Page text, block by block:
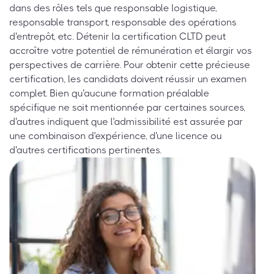
dans des rôles tels que responsable logistique,
responsable transport, responsable des opérations
d'entrepôt, etc. Détenir la certification CLTD peut
accroître votre potentiel de rémunération et élargir vos
perspectives de carrière. Pour obtenir cette précieuse
certification, les candidats doivent réussir un examen
complet. Bien qu'aucune formation préalable
spécifique ne soit mentionnée par certaines sources,
d'autres indiquent que l'admissibilité est assurée par
une combinaison d'expérience, d'une licence ou
d'autres certifications pertinentes.